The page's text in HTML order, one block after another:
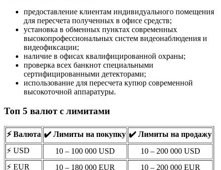
предоставление клиентам индивидуального помещения
для пересчета полученных в офисе средств;
установка в обменных пунктах современных
высокопрофессиональных систем видеонаблюдения и
видеофиксации;
наличие в офисах квалифицированной охраны;
проверка всех банкнот специальными
сертифицированными детекторами;
использование для пересчета купюр современной
высокоточной аппаратуры.
Топ 5 валют с лимитами
⚡️ Валюта ✔️ Лимиты на покупку ✔️ Лимиты на продажу
⚡️ USD
10 – 100 000 USD
10 – 200 000 USD
⚡️ EUR
10 – 180 000 EUR
10 – 200 000 EUR